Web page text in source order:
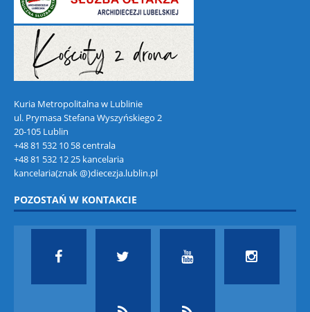
Kuria Metropolitalna w Lublinie
ul. Prymasa Stefana Wyszyńskiego 2
20-105 Lublin
+48 81 532 10 58 centrala
+48 81 532 12 25 kancelaria
kancelaria(znak @)diecezja.lublin.pl
POZOSTAŃ W KONTAKCIE